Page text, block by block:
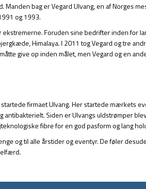
bag er Vegard Ulvang, en af Norges
og 1993.
Foruden sine bedrifter inden for
Himalaya. I 2011 tog Vegard og tre
give op inden målet, men Vegard og en
firmaet Ulvang. Her startede mærkets
Siden er Ulvangs uldstrømper
fibre for en god pasform og lang
og til alle årstider og eventyr. De føler